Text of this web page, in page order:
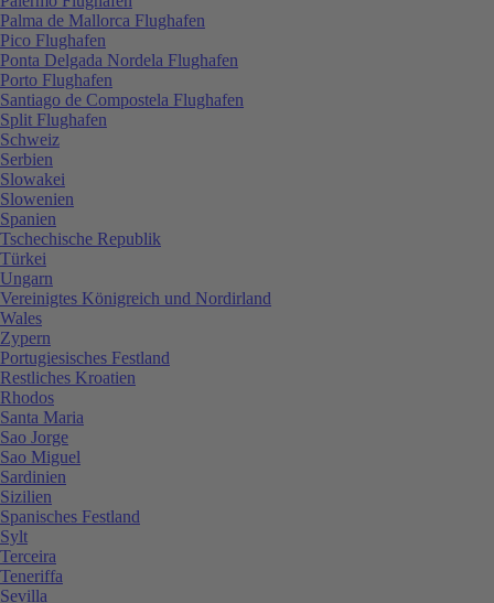
Palma de Mallorca Flughafen
Pico Flughafen
Ponta Delgada Nordela Flughafen
Porto Flughafen
Santiago de Compostela Flughafen
Split Flughafen
Schweiz
Serbien
Slowakei
Slowenien
Spanien
Tschechische Republik
Türkei
Ungarn
Vereinigtes Königreich und Nordirland
Wales
Zypern
Portugiesisches Festland
Restliches Kroatien
Rhodos
Santa Maria
Sao Jorge
Sao Miguel
Sardinien
Sizilien
Spanisches Festland
Sylt
Terceira
Teneriffa
Sevilla